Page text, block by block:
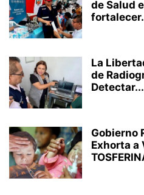
de Salud
La
de
Detectar...
Gobierno
Exhorta a